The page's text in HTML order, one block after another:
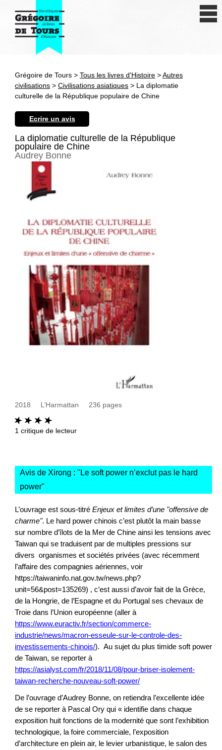
Antiquité
Grégoire de Tours > Tous les livres d'Histoire >Autres
civilisations > Civilisations asiatiques > La diplomatie
culturelle de la République populaire de Chine
Ecrire un avis
La diplomatie culturelle de la République
populaire de Chine
Audrey Bonne
2018 L’Harmattan 236 pages
1 critique de lecteur
Avis de Xirong : " Le soft power n’exclut pas le hard
power"
L’ouvrage est sous-titré Enjeux et limites d’une "offensive de
charme". Le hard power chinois c’est plutôt la main basse
sur nombre d’îlots de la Mer de Chine ainsi les tensions avec
Taiwan qui se traduisent par de multiples pressions sur
divers organismes et sociétés privées (avec récemment
l’affaire des compagnies aériennes, voir
https://taiwaninfo.nat.gov.tw/news.php?
unit=56&post=135269) , c’est aussi d’avoir fait de la Grèce,
de la Hongrie, de l’Espagne et du Portugal ses chevaux de
Troie dans l’Union européenne (aller à
https://www.euractiv.fr/section/commerce-
industrie/news/macron-esseule-sur-le-controle-des-
investissements-chinois/). Au sujet du plus timide soft power
de Taiwan, se reporter à
https://asialyst.com/fr/2018/11/08/pour-briser-isolement-
taiwan-recherche-nouveau-soft-power/
De l’ouvrage d’Audrey Bonne, on retiendra l’excellente idée
de se reporter à Pascal Ory qui « identifie dans chaque
exposition huit fonctions de la modernité que sont l’exhibition
technologique, la foire commerciale, l’exposition
d’architecture en plein air, le levier urbanistique, le salon des